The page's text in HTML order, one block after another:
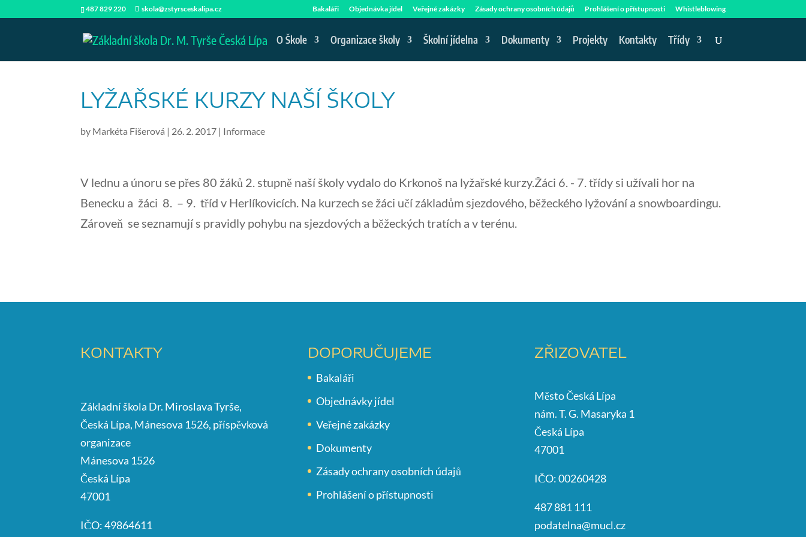
487 829 220 skola@zstyrsceskalipa.cz Bakaláři Objednávka jídel Veřejné zakázky Zásady ochrany osobních údajů Prohlášení o přístupnosti Whistleblowing
O Škole Organizace školy Školní jídelna Dokumenty Projekty Kontakty Třídy
LYŽAŘSKÉ KURZY NAŠÍ ŠKOLY
by Markéta Fišerová | 26. 2. 2017 | Informace
V lednu a únoru se přes 80 žáků 2. stupně naší školy vydalo do Krkonoš na lyžařské kurzy.Žáci 6. - 7. třídy si užívali hor na
Benecku a žáci 8. – 9. tříd v Herlíkovicích. Na kurzech se žáci učí základům sjezdového, běžeckého lyžování a snowboardingu.
Zároveň se seznamují s pravidly pohybu na sjezdových a běžeckých tratích a v terénu.
KONTAKTY
Základní škola Dr. Miroslava Tyrše,
Česká Lípa, Mánesova 1526, příspěvková
organizace
Mánesova 1526
Česká Lípa
47001
IČO: 49864611
DOPORUČUJEME
Bakaláři
Objednávky jídel
Veřejné zakázky
Dokumenty
Zásady ochrany osobních údajů
Prohlášení o přístupnosti
ZŘIZOVATEL
Město Česká Lípa
nám. T. G. Masaryka 1
Česká Lípa
47001
IČO: 00260428
487 881 111
podatelna@mucl.cz